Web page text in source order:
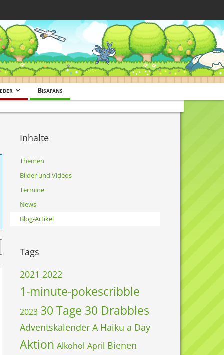
Bisafans
Inhalte
Themen
Bilder und Videos
Termine
News
Blog-Artikel
Tags
2021 2022
1-minute-pokescribble
2023 30 Tage 30 Drabbles
Adventskalender A Haiku a Day
Aktion Alkohol April Bienen